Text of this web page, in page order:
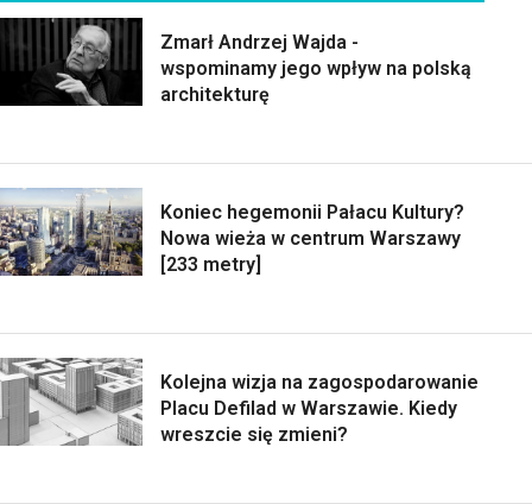
Zmarł Andrzej Wajda -
wspominamy jego wpływ na polską
architekturę
Koniec hegemonii Pałacu Kultury?
Nowa wieża w centrum Warszawy
[233 metry]
Kolejna wizja na zagospodarowanie
Placu Defilad w Warszawie. Kiedy
wreszcie się zmieni?